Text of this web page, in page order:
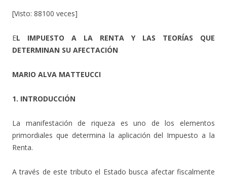
[Visto: 88100 veces]
EL IMPUESTO A LA RENTA Y LAS TEORÍAS QUE
DETERMINAN SU AFECTACIÓN
MARIO ALVA MATTEUCCI
1. INTRODUCCIÓN
La manifestación de riqueza es uno de los elementos
primordiales que determina la aplicación del Impuesto a la
Renta.
A través de este tributo el Estado busca afectar fiscalmente